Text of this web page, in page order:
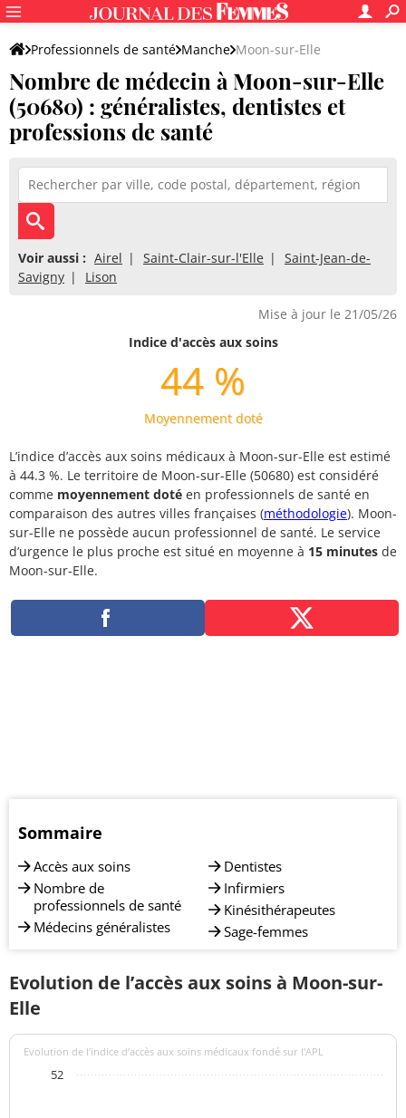
Professionnels de santé Manche Moon-sur-Elle
Nombre de médecin à Moon-sur-Elle
(50680) : généralistes, dentistes et
professions de santé
Voir aussi : Airel Saint-Clair-sur-l'Elle
Saint-Jean-de-
Savigny
Lison
Mise à jour le 21/05/26
Indice d'accès aux soins
44 %
Moyennement doté
L’indice d’accès aux soins médicaux à Moon-sur-Elle est estimé
à 44.3 %. Le territoire de Moon-sur-Elle (50680) est considéré
comme moyennement doté en professionnels de santé en
comparaison des autres villes françaises (méthodologie). Moon-
sur-Elle ne possède aucun professionnel de santé. Le service
d’urgence le plus proche est situé en moyenne à 15 minutes de
Moon-sur-Elle.
Sommaire
Accès aux soins
Nombre de
professionnels de santé
Médecins généralistes
Dentistes
Infirmiers
Kinésithérapeutes
Sage-femmes
Evolution de l’accès aux soins à Moon-sur-
Elle
Evolution de l’indice d’accès aux soins médicaux fondé sur l'APL
52